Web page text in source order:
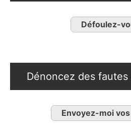
Défoulez-
Dénoncez des
Envoyez-moi